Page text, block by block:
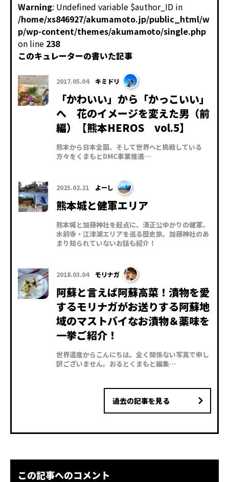
Warning: Undefined variable $author_ID in
/home/xs846927/akumamoto.jp/public_html/w
p/wp-content/themes/akumamoto/single.php
on line 238
このキュレーターの書いた記事
2017.05.04 キミドリ
「かわいい」から「かっこいい」
へ 花のイメージを変えた男（前
編）【熊本HEROS vol.5】
熊本から日本全国、そして世界へと挑戦している
方々をくまもとDMC事業推進…
2025.02.21 よーし
熊本城と健軍エリア
熊本城と加藤神社を起点に、清正公ゆかりの健軍、
水前寺・江津湖エリアを巡る歴史旅。加藤神社のあ
まり知られていないお話も紹介！
2018.03.04 モリナガ
阿蘇と言えば阿蘇高菜！漬物を愛
するモリナガがお送りする阿蘇地
域のマストバイなお漬物＆薬味を
一挙ご紹介！
世界遺産からこんにちは。全く関係ない写真で申し
訳ございません。おるとくまもと編集…
過去の記事を見る
この記事へのコメント